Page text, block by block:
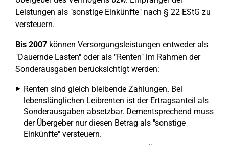
Leistungen als "sonstige Einkünfte" nach § 22 EStG zu
versteuern.
Bis 2007 können Versorgungsleistungen entweder als
"Dauernde Lasten" oder als "Renten" im Rahmen der
Sonderausgaben berücksichtigt werden:
Renten sind gleich bleibende Zahlungen. Bei
lebenslänglichen Leibrenten ist der Ertragsanteil als
Sonderausgaben absetzbar. Dementsprechend muss
der Übergeber nur diesen Betrag als "sonstige
Einkünfte" versteuern.